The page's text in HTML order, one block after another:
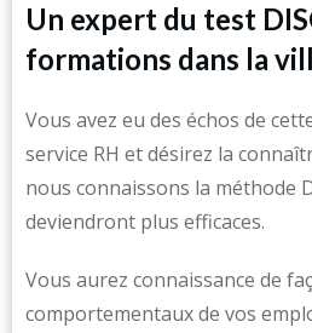
Un expert du test
formations dans la
Vous avez eu des échos de
service RH et désirez la
nous connaissons la méthode
deviendront plus efficaces.
Vous aurez connaissance de
comportementaux de vos